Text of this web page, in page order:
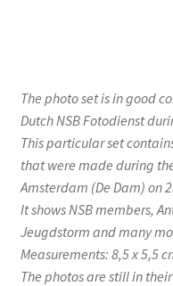
The photo set is in good
Dutch NSB Fotodienst
This particular set
that were made during
Amsterdam (De Dam) on
It shows NSB members,
Jeugdstorm and many
Measurements: 8,5 x 5,5
The photos are still in